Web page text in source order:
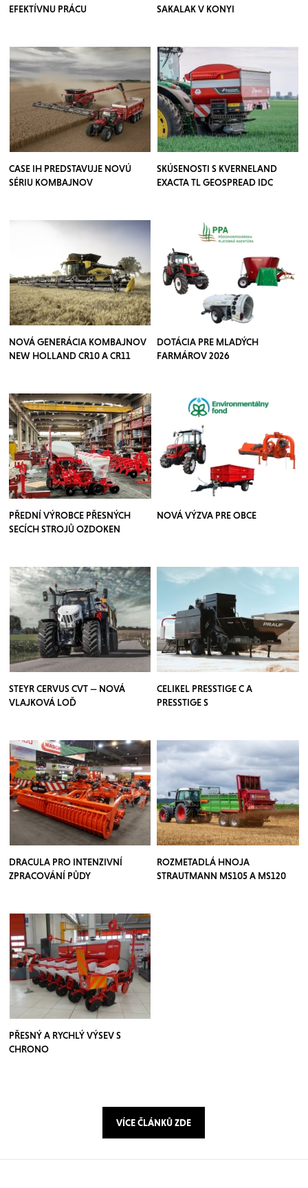
EFEKTÍVNU PRÁCU
SAKALAK V KONYI
CASE IH PREDSTAVUJE NOVÚ
SÉRIU KOMBAJNOV
SKÚSENOSTI S KVERNELAND
EXACTA TL GEOSPREAD IDC
NOVÁ GENERÁCIA KOMBAJNOV
NEW HOLLAND CR10 A CR11
DOTÁCIA PRE MLADÝCH
FARMÁROV 2026
PŘEDNÍ VÝROBCE PŘESNÝCH
SECÍCH STROJŮ OZDOKEN
NOVÁ VÝZVA PRE OBCE
STEYR CERVUS CVT — NOVÁ
VLAJKOVÁ LOĎ
CELIKEL PRESSTIGE C A
PRESSTIGE S
DRACULA PRO INTENZIVNÍ
ZPRACOVÁNÍ PŮDY
ROZMETADLÁ HNOJA
STRAUTMANN MS105 A MS120
PŘESNÝ A RYCHLÝ VÝSEV S
CHRONO
VÍCE ČLÁNKŮ ZDE